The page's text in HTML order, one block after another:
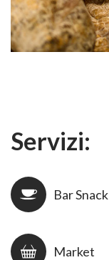
Servizi:
Bar Snack
Market